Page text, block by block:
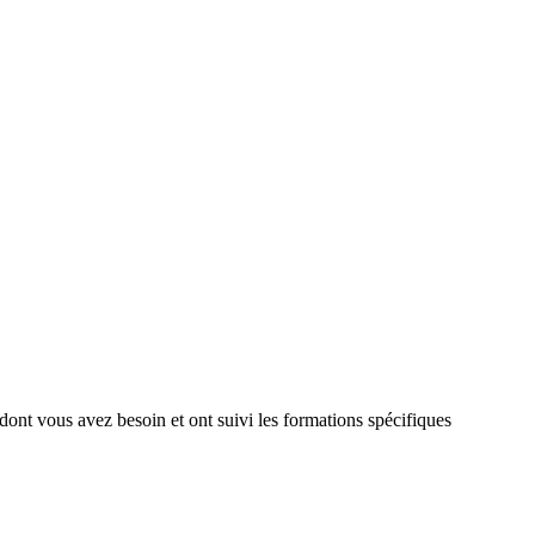
vous avez besoin et ont suivi les formations spécifiques